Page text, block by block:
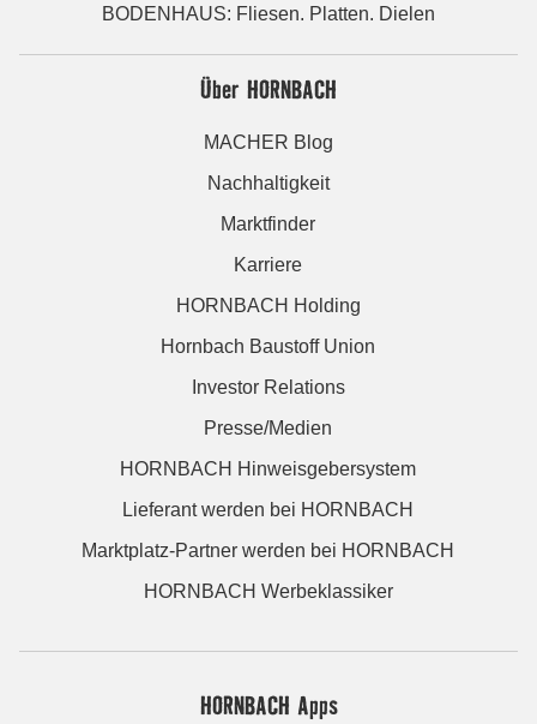
BODENHAUS: Fliesen. Platten. Dielen
Über HORNBACH
MACHER Blog
Nachhaltigkeit
Marktfinder
Karriere
HORNBACH Holding
Hornbach Baustoff Union
Investor Relations
Presse/Medien
HORNBACH Hinweisgebersystem
Lieferant werden bei HORNBACH
Marktplatz-Partner werden bei HORNBACH
HORNBACH Werbeklassiker
HORNBACH Apps